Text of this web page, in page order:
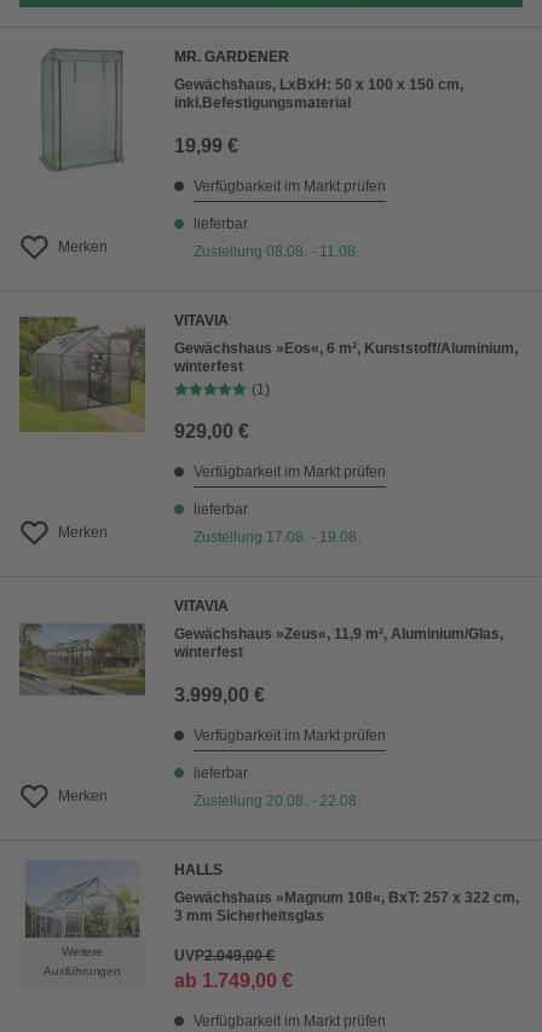
Merken
MR. GARDENER
Gewächshaus, LxBxH: 50 x 100 x 150 cm,
inkl.Befestigungsmaterial
19,99 €
Verfügbarkeit im Markt prüfen
lieferbar
Zustellung 08.08. - 11.08.
Merken
VITAVIA
Gewächshaus »Eos«, 6 m², Kunststoff/Aluminium,
winterfest
(1)
929,00 €
Verfügbarkeit im Markt prüfen
lieferbar
Zustellung 17.08. - 19.08.
Merken
VITAVIA
Gewächshaus »Zeus«, 11,9 m², Aluminium/Glas,
winterfest
3.999,00 €
Verfügbarkeit im Markt prüfen
lieferbar
Zustellung 20.08. - 22.08.
Weitere
Ausführungen
HALLS
Gewächshaus »Magnum 108«, BxT: 257 x 322 cm,
3 mm Sicherheitsglas
UVP2.049,00 €
ab 1.749,00 €
Verfügbarkeit im Markt prüfen